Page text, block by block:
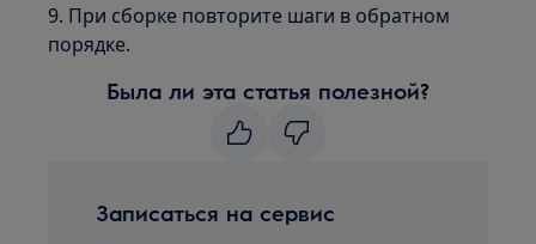
9. При сборке повторите шаги в обратном
порядке.
Была ли эта статья полезной?
Записаться на сервис